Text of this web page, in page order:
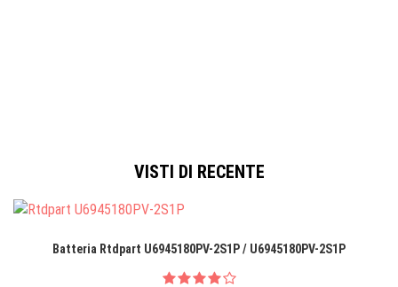
VISTI DI RECENTE
Batteria Rtdpart U6945180PV-2S1P / U6945180PV-2S1P